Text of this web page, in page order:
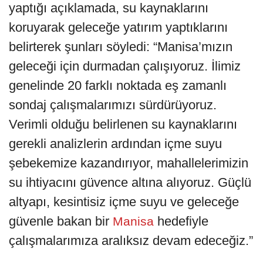
yaptığı açıklamada, su kaynaklarını
koruyarak geleceğe yatırım yaptıklarını
belirterek şunları söyledi: “Manisa’mızın
geleceği için durmadan çalışıyoruz. İlimiz
genelinde 20 farklı noktada eş zamanlı
sondaj çalışmalarımızı sürdürüyoruz.
Verimli olduğu belirlenen su kaynaklarını
gerekli analizlerin ardından içme suyu
şebekemize kazandırıyor, mahallelerimizin
su ihtiyacını güvence altına alıyoruz. Güçlü
altyapı, kesintisiz içme suyu ve geleceğe
güvenle bakan bir Manisa hedefiyle
çalışmalarımıza aralıksız devam edeceğiz.”